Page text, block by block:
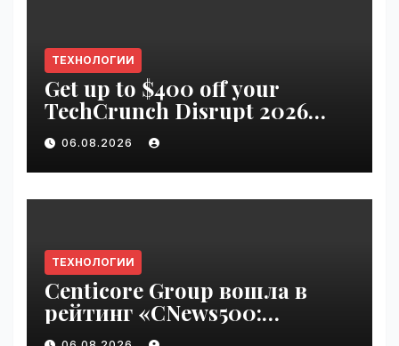
ТЕХНОЛОГИИ
Get up to $400 off your
TechCrunch Disrupt 2026
pass until Friday | VseTime.ru
06.08.2026
ТЕХНОЛОГИИ
Centicore Group вошла в
рейтинг «CNews500:
Крупнейшие ИТ-компании